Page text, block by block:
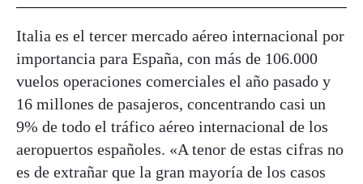
Italia es el tercer mercado aéreo internacional por
importancia para España, con más de 106.000
vuelos operaciones comerciales el año pasado y
16 millones de pasajeros, concentrando casi un
9% de todo el tráfico aéreo internacional de los
aeropuertos españoles. «A tenor de estas cifras no
es de extrañar que la gran mayoría de los casos